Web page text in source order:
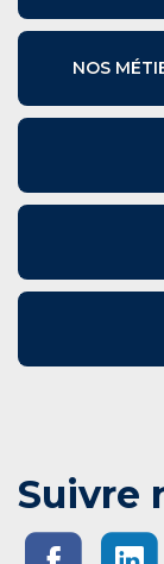
NOS
Suivre